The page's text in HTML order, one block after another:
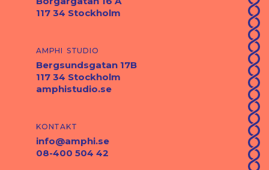
117 34 Stockholm
amphi studio
Bergsundsgatan 17B
117 34 Stockholm
amphistudio.se
kontakt
info@amphi.se
08-400 504 42